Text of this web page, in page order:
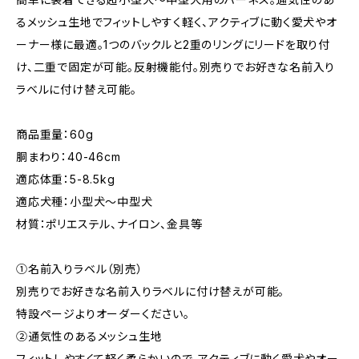
るメッシュ生地でフィットしやすく軽く、アクティブに動く愛犬やオ
ーナー様に最適。1つのバックルと2重のリングにリードを取り付
け、二重で固定が可能。反射機能付。別売りでお好きな名前入り
ラベルに付け替え可能。
商品重量：60g
胴まわり：40-46cm
適応体重：5-8.5kg
適応犬種：小型犬～中型犬
材質：ポリエステル、ナイロン、金具等
①名前入りラベル（別売）
別売りでお好きな名前入りラベルに付け替えが可能。
特設ページよりオーダーください。
②通気性のあるメッシュ生地